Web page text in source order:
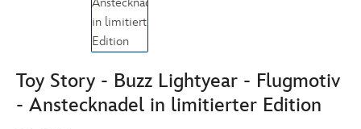
Toy Story - Buzz Lightyear - Flugmotiv
- Anstecknadel in limitierter Edition